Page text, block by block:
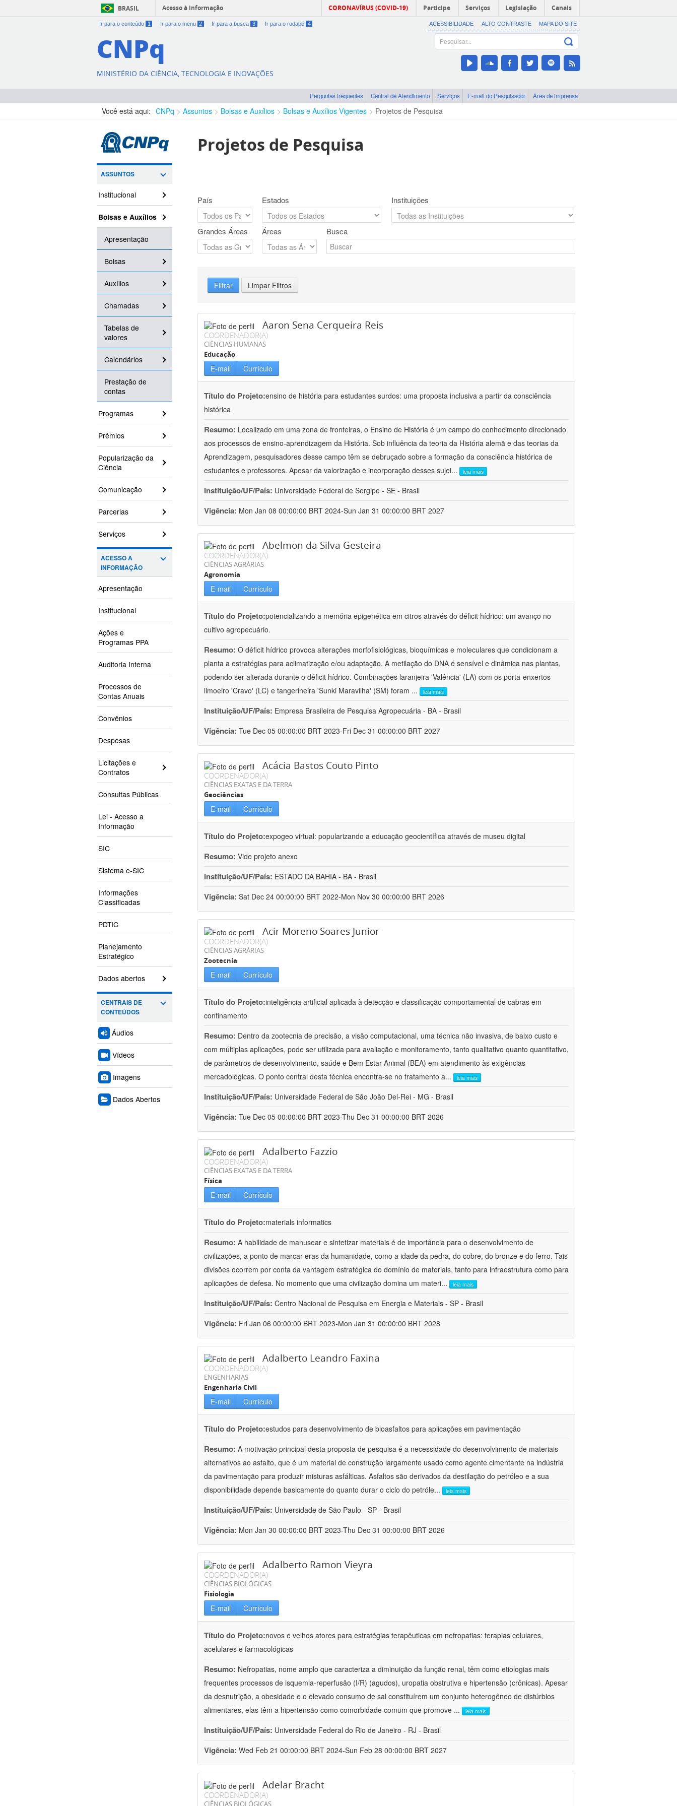
BRASIL Acesso à informação CORONAVÍRUS (COVID-19) Participe Serviços Legislação Canais
Ir para o conteúdo 1 Ir para o menu 2 Ir para a busca 3 Ir para o rodapé 4 ACESSIBILIDADE ALTO CONTRASTE MAPA DO SITE
CNPq
MINISTÉRIO DA CIÊNCIA, TECNOLOGIA E INOVAÇÕES
Perguntas frequentes Central de Atendimento Serviços E-mail do Pesquisador Área de imprensa
Você está aqui: CNPq Assuntos Bolsas e Auxílios Bolsas e Auxílios Vigentes Projetos de Pesquisa
ASSUNTOS
Institucional
Bolsas e Auxílios
Apresentação
Bolsas
Auxílios
Chamadas
Tabelas de
valores
Calendários
Prestação de
contas
Programas
Prêmios
Popularização da
Ciência
Comunicação
Parcerias
Serviços
ACESSO À
INFORMAÇÃO
Apresentação
Institucional
Ações e
Programas PPA
Auditoria Interna
Processos de
Contas Anuais
Convênios
Despesas
Licitações e
Contratos
Consultas Públicas
Lei - Acesso a
Informação
SIC
Sistema e-SIC
Informações
Classificadas
PDTIC
Planejamento
Estratégico
Dados abertos
CENTRAIS DE
CONTEÚDOS
Áudios
Vídeos
Imagens
Dados Abertos
Projetos de Pesquisa
País Estados Instituições
Grandes Áreas Áreas Busca
Filtrar Limpar Filtros
Aaron Sena Cerqueira Reis
COORDENADOR(A)
CIÊNCIAS HUMANAS
Educação
E-mail Currículo
Título do Projeto:ensino de história para estudantes surdos: uma proposta inclusiva a partir da consciência
histórica
Resumo: Localizado em uma zona de fronteiras, o Ensino de História é um campo do conhecimento direcionado
aos processos de ensino-aprendizagem da História. Sob influência da teoria da História alemã e das teorias da
Aprendizagem, pesquisadores desse campo têm se debruçado sobre a formação da consciência histórica de
estudantes e professores. Apesar da valorização e incorporação desses sujei... leia mais
Instituição/UF/País: Universidade Federal de Sergipe - SE - Brasil
Vigência: Mon Jan 08 00:00:00 BRT 2024-Sun Jan 31 00:00:00 BRT 2027
Abelmon da Silva Gesteira
COORDENADOR(A)
CIÊNCIAS AGRÁRIAS
Agronomia
E-mail Currículo
Título do Projeto:potencializando a memória epigenética em citros através do déficit hídrico: um avanço no
cultivo agropecuário.
Resumo: O déficit hídrico provoca alterações morfofisiológicas, bioquímicas e moleculares que condicionam a
planta a estratégias para aclimatização e/ou adaptação. A metilação do DNA é sensível e dinâmica nas plantas,
podendo ser alterada durante o déficit hídrico. Combinações laranjeira 'Valência' (LA) com os porta-enxertos
limoeiro 'Cravo' (LC) e tangerineira 'Sunki Maravilha' (SM) foram ... leia mais
Instituição/UF/País: Empresa Brasileira de Pesquisa Agropecuária - BA - Brasil
Vigência: Tue Dec 05 00:00:00 BRT 2023-Fri Dec 31 00:00:00 BRT 2027
Acácia Bastos Couto Pinto
COORDENADOR(A)
CIÊNCIAS EXATAS E DA TERRA
Geociências
E-mail Currículo
Título do Projeto:expogeo virtual: popularizando a educação geocientífica através de museu digital
Resumo: Vide projeto anexo
Instituição/UF/País: ESTADO DA BAHIA - BA - Brasil
Vigência: Sat Dec 24 00:00:00 BRT 2022-Mon Nov 30 00:00:00 BRT 2026
Acir Moreno Soares Junior
COORDENADOR(A)
CIÊNCIAS AGRÁRIAS
Zootecnia
E-mail Currículo
Título do Projeto:inteligência artificial aplicada à detecção e classificação comportamental de cabras em
confinamento
Resumo: Dentro da zootecnia de precisão, a visão computacional, uma técnica não invasiva, de baixo custo e
com múltiplas aplicações, pode ser utilizada para avaliação e monitoramento, tanto qualitativo quanto quantitativo,
de parâmetros de desenvolvimento, saúde e Bem Estar Animal (BEA) em atendimento às exigências
mercadológicas. O ponto central desta técnica encontra-se no tratamento a... leia mais
Instituição/UF/País: Universidade Federal de São João Del-Rei - MG - Brasil
Vigência: Tue Dec 05 00:00:00 BRT 2023-Thu Dec 31 00:00:00 BRT 2026
Adalberto Fazzio
COORDENADOR(A)
CIÊNCIAS EXATAS E DA TERRA
Física
E-mail Currículo
Título do Projeto:materials informatics
Resumo: A habilidade de manusear e sintetizar materiais é de importância para o desenvolvimento de
civilizações, a ponto de marcar eras da humanidade, como a idade da pedra, do cobre, do bronze e do ferro. Tais
divisões ocorrem por conta da vantagem estratégica do domínio de materiais, tanto para infraestrutura como para
aplicações de defesa. No momento que uma civilização domina um materi... leia mais
Instituição/UF/País: Centro Nacional de Pesquisa em Energia e Materiais - SP - Brasil
Vigência: Fri Jan 06 00:00:00 BRT 2023-Mon Jan 31 00:00:00 BRT 2028
Adalberto Leandro Faxina
COORDENADOR(A)
ENGENHARIAS
Engenharia Civil
E-mail Currículo
Título do Projeto:estudos para desenvolvimento de bioasfaltos para aplicações em pavimentação
Resumo: A motivação principal desta proposta de pesquisa é a necessidade do desenvolvimento de materiais
alternativos ao asfalto, que é um material de construção largamente usado como agente cimentante na indústria
da pavimentação para produzir misturas asfálticas. Asfaltos são derivados da destilação do petróleo e a sua
disponibilidade depende basicamente do quanto durar o ciclo do petróle... leia mais
Instituição/UF/País: Universidade de São Paulo - SP - Brasil
Vigência: Mon Jan 30 00:00:00 BRT 2023-Thu Dec 31 00:00:00 BRT 2026
Adalberto Ramon Vieyra
COORDENADOR(A)
CIÊNCIAS BIOLÓGICAS
Fisiologia
E-mail Currículo
Título do Projeto:novos e velhos atores para estratégias terapêuticas em nefropatias: terapias celulares,
acelulares e farmacológicas
Resumo: Nefropatias, nome amplo que caracteriza a diminuição da função renal, têm como etiologias mais
frequentes processos de isquemia-reperfusão (I/R) (agudos), uropatia obstrutiva e hipertensão (crônicas). Apesar
da desnutrição, a obesidade e o elevado consumo de sal constituírem um conjunto heterogêneo de distúrbios
alimentares, elas têm a hipertensão como comorbidade comum que promove ... leia mais
Instituição/UF/País: Universidade Federal do Rio de Janeiro - RJ - Brasil
Vigência: Wed Feb 21 00:00:00 BRT 2024-Sun Feb 28 00:00:00 BRT 2027
Adelar Bracht
COORDENADOR(A)
CIÊNCIAS BIOLÓGICAS